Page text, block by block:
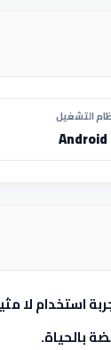
التشغيل
Android
استخدام لا
بالحياة.